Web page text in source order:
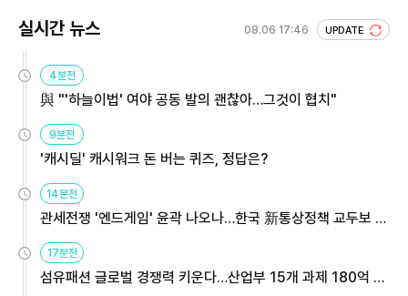
실시간 뉴스 08.06 17:46 UPDATE
4분전
與 "'하늘이법' 여야 공동 발의 괜찮아…그것이 협치"
9분전
'캐시딜' 캐시워크 돈 버는 퀴즈, 정답은?
14분전
관세전쟁 '엔드게임' 윤곽 나오나…한국 新통상정책 교두보 활
용해야
17분전
섬유패션 글로벌 경쟁력 키운다…산업부 15개 과제 180억 지